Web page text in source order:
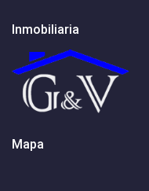
Inmobiliaria
Mapa